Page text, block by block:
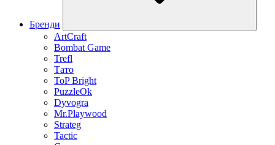
Бренди
ArtCraft
Bombat Game
Trefl
Тато
ToP Bright
PuzzleOk
Dyvogra
Mr.Playwood
Strateg
Tactic